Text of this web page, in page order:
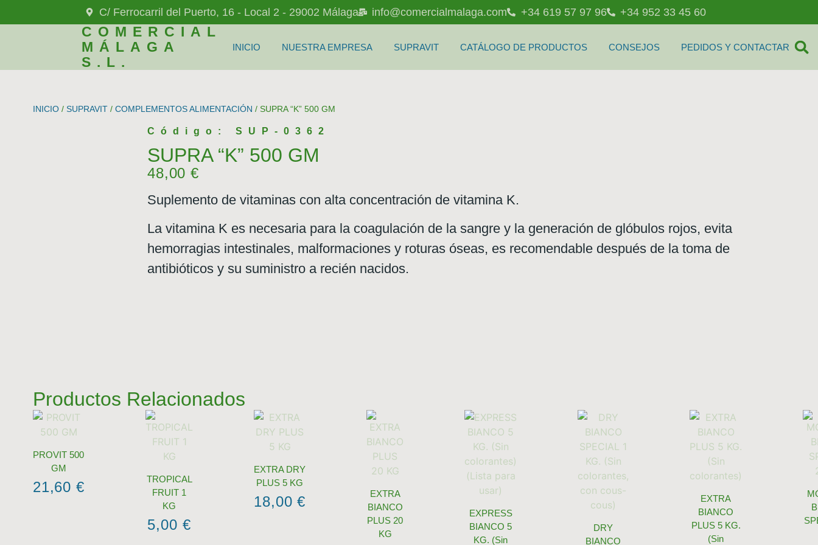
C/ Ferrocarril del Puerto, 16 - Local 2 - 29002 Málaga info@comercialmalaga.com +34 619 57 97 96 +34 952 33 45 60
COMERCIAL
MÁLAGA
S.L.
INICIO NUESTRA EMPRESA SUPRAVIT CATÁLOGO DE PRODUCTOS CONSEJOS PEDIDOS Y CONTACTAR
INICIO/ SUPRAVIT/ COMPLEMENTOS ALIMENTACIÓN / SUPRA “K” 500 GM
Código: SUP-0362
SUPRA “K” 500 GM
48,00€
Suplemento de vitaminas con alta concentración de vitamina K.
La vitamina K es necesaria para la coagulación de la sangre y la generación de glóbulos rojos, evita
hemorragias intestinales, malformaciones y roturas óseas, es recomendable después de la toma de
antibióticos y su suministro a recién nacidos.
Productos Relacionados
PROVIT 500
GM
21,60€
TROPICAL
FRUIT 1
KG
5,00 €
EXTRA DRY
PLUS 5 KG
18,00€
EXTRA
BIANCO
PLUS 20
KG
EXPRESS
BIANCO 5
KG. (Sin
DRY
BIANCO
EXTRA
BIANCO
PLUS 5 KG.
(Sin